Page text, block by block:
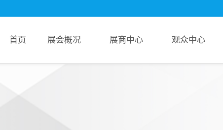
首页 展会概况 展商中心 观众中心